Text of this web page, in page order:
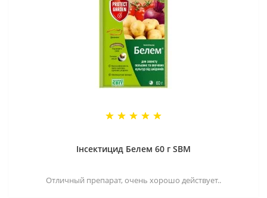
Інсектицид Белем 60 г SBM
Отличный препарат, очень хорошо действует..